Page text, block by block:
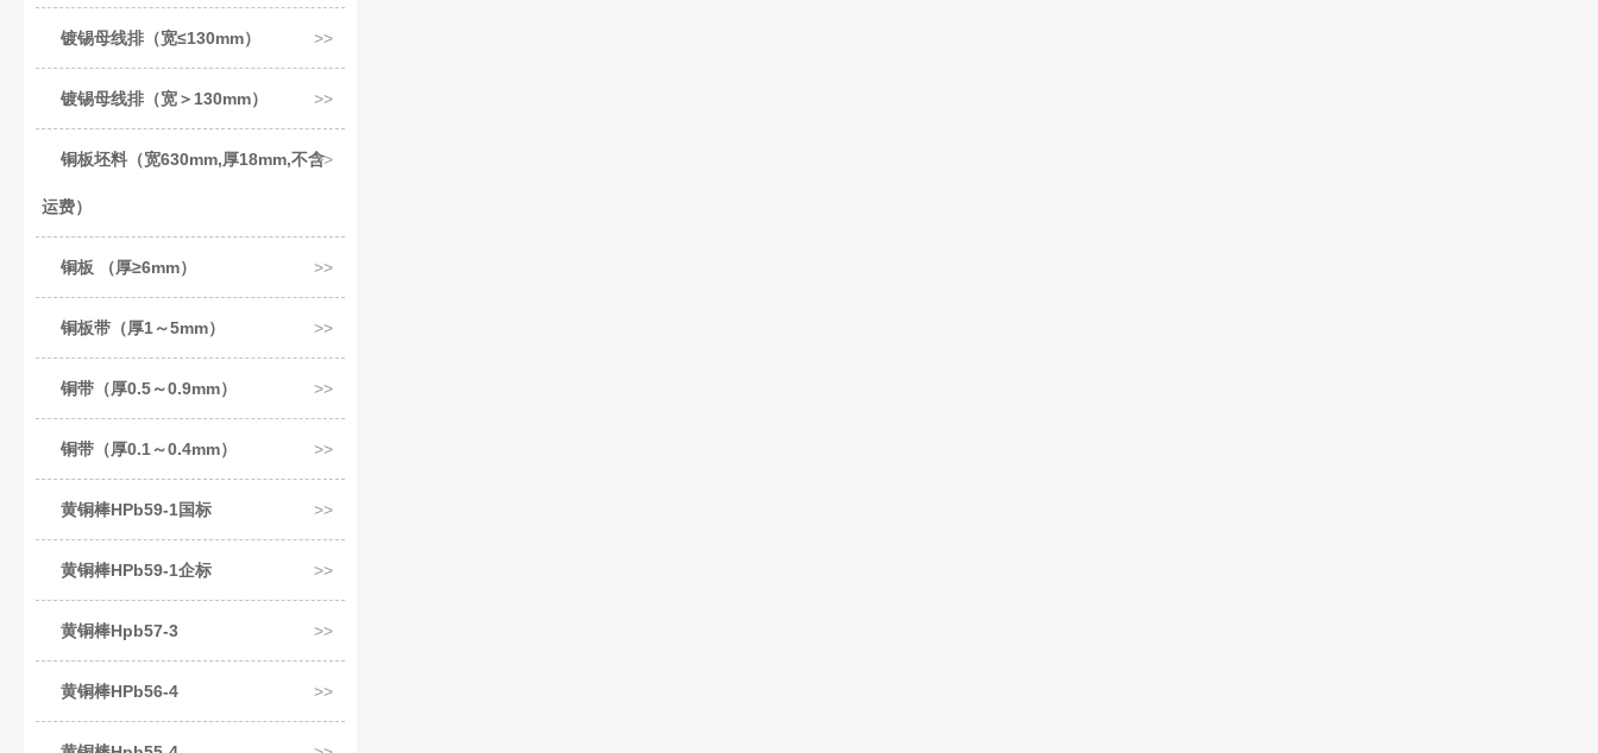
镀锡母线排（宽≤130mm）
镀锡母线排（宽＞130mm）
铜板坯料（宽630mm,厚18mm,不含
运费）
铜板 （厚≥6mm）
铜板带（厚1～5mm）
铜带（厚0.5～0.9mm）
铜带（厚0.1～0.4mm）
黄铜棒HPb59-1国标
黄铜棒HPb59-1企标
黄铜棒Hpb57-3
黄铜棒HPb56-4